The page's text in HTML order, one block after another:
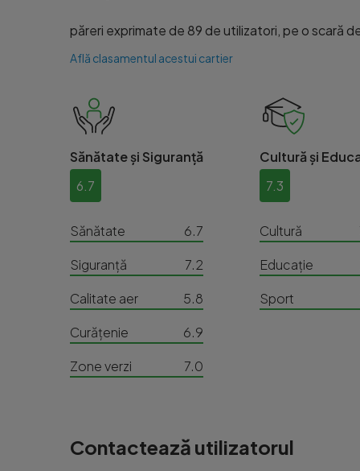
păreri exprimate de 89 de utilizatori, pe o scară de
Află clasamentul acestui cartier
Sănătate și Siguranță
6.7
Sănătate
6.7
Siguranță
7.2
Calitate aer
5.8
Curățenie
6.9
Zone verzi
7.0
Cultură și
7.3
Cultură
Educație
Sport
Contactează utilizatorul